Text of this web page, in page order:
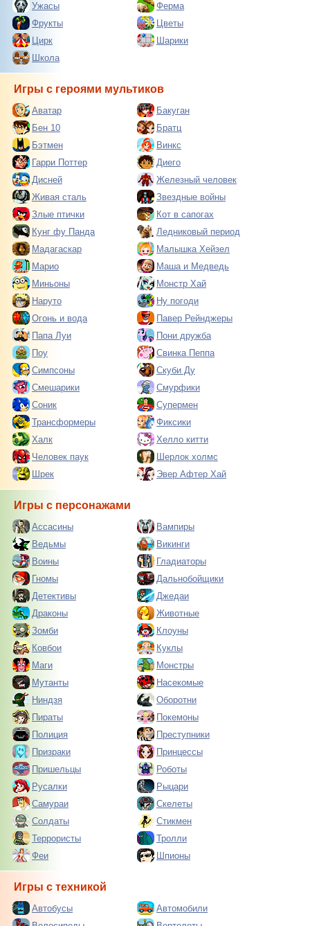
Ужасы
Ферма
Фрукты
Цветы
Цирк
Шарики
Школа
Игры с героями мультиков
Аватар
Бакуган
Бен 10
Братц
Бэтмен
Винкс
Гарри Поттер
Диего
Дисней
Железный человек
Живая сталь
Звездные войны
Злые птички
Кот в сапогах
Кунг фу Панда
Ледниковый период
Мадагаскар
Малышка Хейзел
Марио
Маша и Медведь
Миньоны
Монстр Хай
Наруто
Ну погоди
Огонь и вода
Павер Рейнджеры
Папа Луи
Пони дружба
Поу
Свинка Пеппа
Симпсоны
Скуби Ду
Смешарики
Смурфики
Соник
Супермен
Трансформеры
Фиксики
Халк
Хелло китти
Человек паук
Шерлок холмс
Шрек
Эвер Афтер Хай
Игры с персонажами
Ассасины
Вампиры
Ведьмы
Викинги
Воины
Гладиаторы
Гномы
Дальнобойщики
Детективы
Джедаи
Драконы
Животные
Зомби
Клоуны
Ковбои
Куклы
Маги
Монстры
Мутанты
Насекомые
Ниндзя
Оборотни
Пираты
Покемоны
Полиция
Преступники
Призраки
Принцессы
Пришельцы
Роботы
Русалки
Рыцари
Самураи
Скелеты
Солдаты
Стикмен
Террористы
Тролли
Феи
Шпионы
Игры с техникой
Автобусы
Автомобили